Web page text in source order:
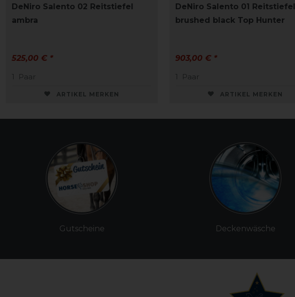
DeNiro Salento 02 Reitstiefel
ambra
525,00 € *
1
Paar
ARTIKEL MERKEN
DeNiro Salento 01 Reitstiefel
brushed black Top Hunter
903,00 € *
1
Paar
ARTIKEL MERKEN
Gutscheine Deckenwäsche